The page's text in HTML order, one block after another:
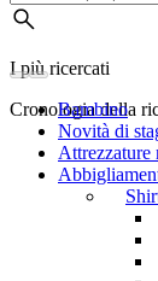
I più ricercati
Cronologia della
Bambino
Novità di
Attrezzature